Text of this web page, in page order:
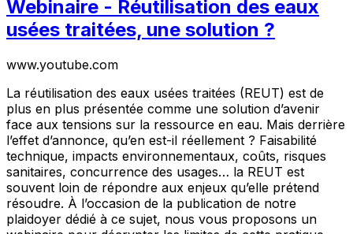
Webinaire - Réutilisation des eaux
usées traitées, une solution ?
www.youtube.com
La réutilisation des eaux usées traitées (REUT) est de
plus en plus présentée comme une solution d’avenir
face aux tensions sur la ressource en eau. Mais derrière
l’effet d’annonce, qu’en est-il réellement ? Faisabilité
technique, impacts environnementaux, coûts, risques
sanitaires, concurrence des usages… la REUT est
souvent loin de répondre aux enjeux qu’elle prétend
résoudre. À l’occasion de la publication de notre
plaidoyer dédié à ce sujet, nous vous proposons un